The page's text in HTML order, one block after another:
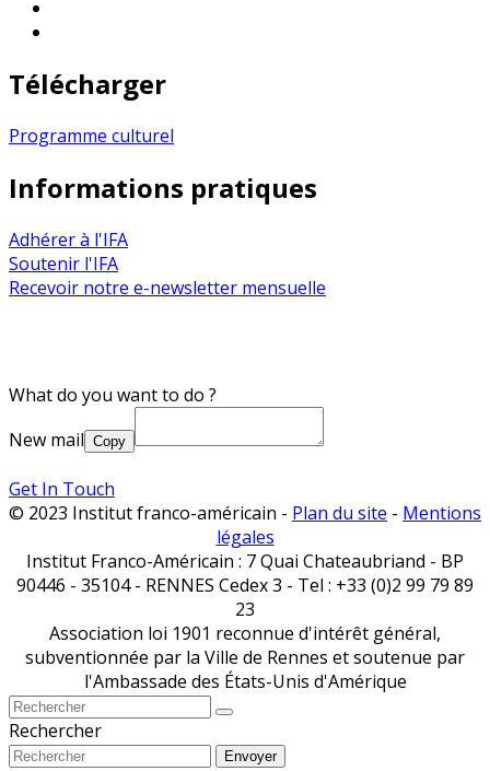
Télécharger
Programme culturel
Informations pratiques
Adhérer à l'IFA
Soutenir l'IFA
Recevoir notre e-newsletter mensuelle
What do you want to do ?
New mail Copy
Get In Touch
© 2023 Institut franco-américain - Plan du site - Mentions
légales
Institut Franco-Américain : 7 Quai Chateaubriand - BP
90446 - 35104 - RENNES Cedex 3 - Tel : +33 (0)2 99 79 89
23
Association loi 1901 reconnue d'intérêt général,
subventionnée par la Ville de Rennes et soutenue par
l'Ambassade des États-Unis d'Amérique
Rechercher
Envoyer